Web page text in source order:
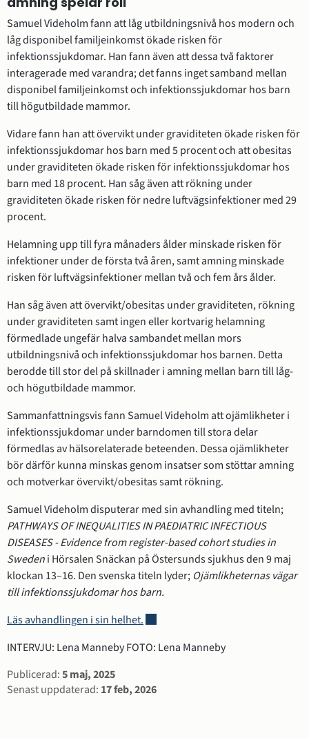
Samuel Videholm fann att låg utbildningsnivå hos modern och
låg disponibel familjeinkomst ökade risken för
infektionssjukdomar. Han fann även att dessa två faktorer
interagerade med varandra; det fanns inget samband mellan
disponibel familjeinkomst och infektionssjukdomar hos barn
till högutbildade mammor.
Vidare fann han att övervikt under graviditeten ökade risken för
infektionssjukdomar hos barn med 5 procent och att obesitas
under graviditeten ökade risken för infektionssjukdomar hos
barn med 18 procent. Han såg även att rökning under
graviditeten ökade risken för nedre luftvägsinfektioner med 29
procent.
Helamning upp till fyra månaders ålder minskade risken för
infektioner under de första två åren, samt amning minskade
risken för luftvägsinfektioner mellan två och fem års ålder.
Han såg även att övervikt/obesitas under graviditeten, rökning
under graviditeten samt ingen eller kortvarig helamning
förmedlade ungefär halva sambandet mellan mors
utbildningsnivå och infektionssjukdomar hos barnen. Detta
berodde till stor del på skillnader i amning mellan barn till låg-
och högutbildade mammor.
Sammanfattningsvis fann Samuel Videholm att ojämlikheter i
infektionssjukdomar under barndomen till stora delar
förmedlas av hälsorelaterade beteenden. Dessa ojämlikheter
bör därför kunna minskas genom insatser som stöttar amning
och motverkar övervikt/obesitas samt rökning.
PATHWAYS OF INEQUALITIES IN PAEDIATRIC INFECTIOUS
DISEASES - Evidence from register-based cohort studies in
Sweden i Hörsalen Snäckan på Östersunds sjukhus den 9 maj
klockan 13–16. Den svenska titeln lyder; Ojämlikheternas vägar
till infektionssjukdomar hos barn.
Läs avhandlingen i sin helhet.
INTERVJU: Lena Manneby FOTO: Lena Manneby
Sidinformation
Publicerad:5 maj, 2025
Senast uppdaterad: 17 feb, 2026